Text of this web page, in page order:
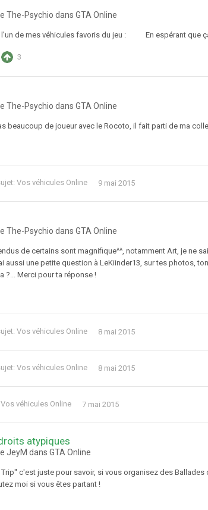
The-Psychio dans GTA Online
l'un de mes véhicules favoris du jeu : En espérant que
3
The-Psychio dans GTA Online
beaucoup de joueur avec le Rocoto, il fait parti de ma
Vos véhicules Online 9 mai 2015
The-Psychio dans GTA Online
de certains sont magnifique^^, notamment Art, je ne
aussi une petite question à LeKiinder13, sur tes photos,
?... Merci pour ta réponse !
Vos véhicules Online 8 mai 2015
Vos véhicules Online 8 mai 2015
Vos véhicules Online 7 mai 2015
atypiques
JeyM dans GTA Online
c'est juste pour savoir, si vous organisez des
moi si vous êtes partant !